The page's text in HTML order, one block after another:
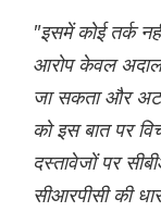
"इसमें कोई तर्क
आरोप केवल
जा सकता और
को इस बात पर
दस्तावेजों पर
सीआरपीसी की